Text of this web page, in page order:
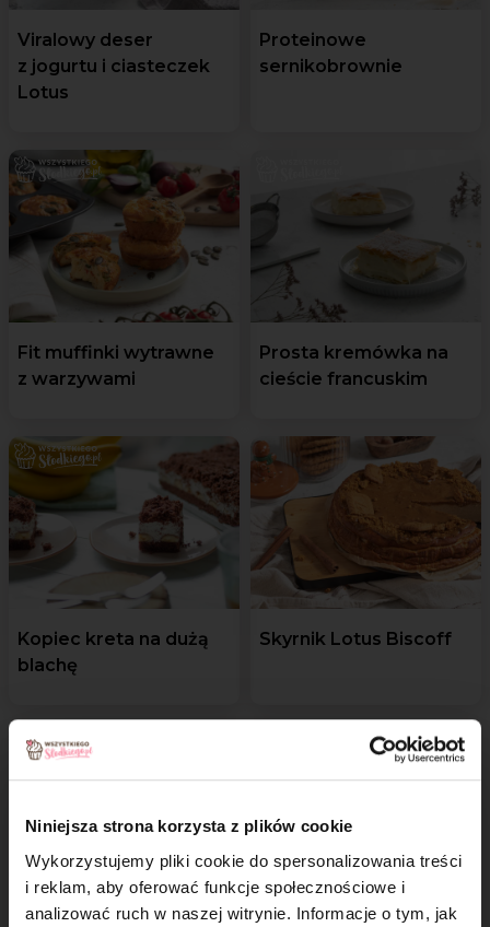
Niniejsza strona korzysta z plików cookie
Wykorzystujemy pliki cookie do spersonalizowania treści
i reklam, aby oferować funkcje społecznościowe i
analizować ruch w naszej witrynie. Informacje o tym, jak
Viralowy deser
z jogurtu i ciasteczek
Lotus
Proteinowe
sernikobrownie
Fit muffinki wytrawne
z warzywami
Prosta kremówka na
cieście francuskim
Kopiec kreta na dużą
blachę
Skyrnik Lotus Biscoff